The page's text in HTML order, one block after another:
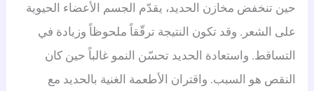
حين تنخفض مخازن الحديد، يقدّم الجسم الأعضاء الحيوية
على الشعر. وقد تكون النتيجة ترقّقاً ملحوظاً وزيادة في
التساقط. واستعادة الحديد تحسّن النمو غالباً حين كان
النقص هو السبب. واقتران الأطعمة الغنية بالحديد مع